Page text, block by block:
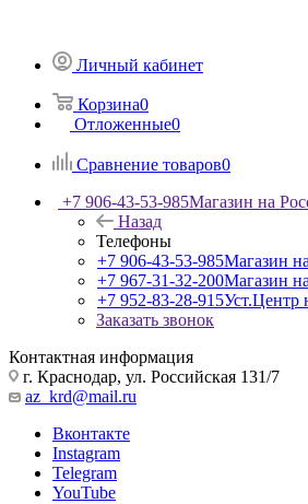
Личный кабинет
Корзина0
Отложенные0
Сравнение товаров0
+7 906-43-53-985Магазин на
Назад
Телефоны
+7 906-43-53-985Магазин
+7 967-31-32-200Магазин
+7 952-83-28-915Уст.Центр
Заказать звонок
Контактная информация
г. Краснодар, ул. Российская 131/7
az_krd@mail.ru
Вконтакте
Instagram
Telegram
YouTube